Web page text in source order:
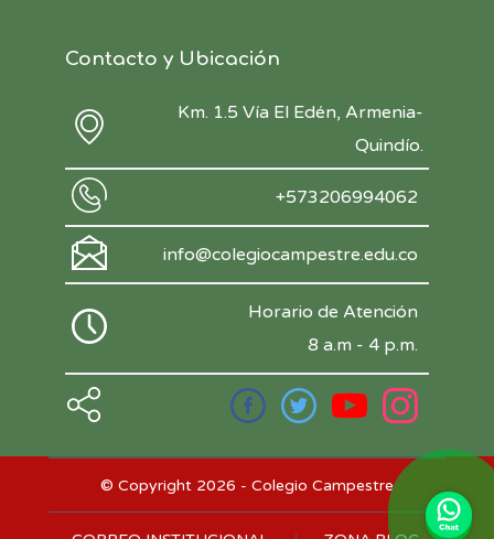
Contacto y Ubicación
Km. 1.5 Vía El Edén, Armenia-
Quindío.
+573206994062
info@colegiocampestre.edu.co
Horario de Atención
8 a.m - 4 p.m.
© Copyright 2026 - Colegio Campestre